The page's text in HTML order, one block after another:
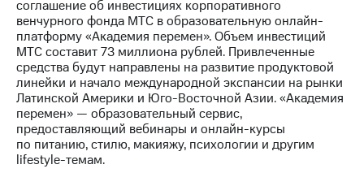
соглашение об инвестициях корпоративного
венчурного фонда МТС в образовательную онлайн-
платформу «Академия перемен». Объем инвестиций
МТС составит 73 миллиона рублей. Привлеченные
средства будут направлены на развитие продуктовой
линейки и начало международной экспансии на рынки
Латинской Америки и Юго-Восточной Азии. «Академия
перемен» — образовательный сервис,
предоставляющий вебинары и онлайн-курсы
по питанию, стилю, макияжу, психологии и другим
lifestyle-темам.